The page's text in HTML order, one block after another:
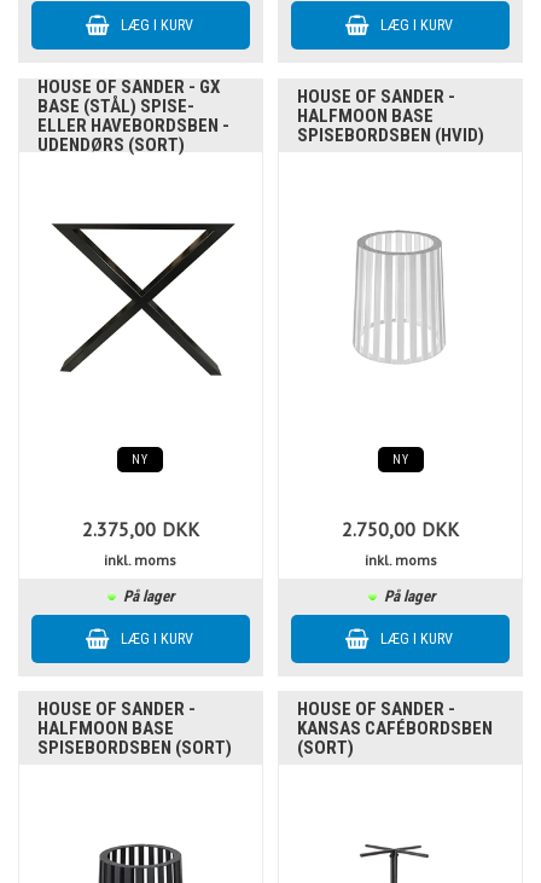
HOUSE OF SANDER - GX
BASE (STÅL) SPISE-
ELLER HAVEBORDSBEN -
UDENDØRS (SORT)
NY
2.375,00 DKK
inkl. moms
På lager
HOUSE OF SANDER -
HALFMOON BASE
SPISEBORDSBEN (HVID)
NY
2.750,00 DKK
inkl. moms
På lager
HOUSE OF SANDER -
HALFMOON BASE
SPISEBORDSBEN (SORT)
HOUSE OF SANDER -
KANSAS CAFÉBORDSBEN
(SORT)